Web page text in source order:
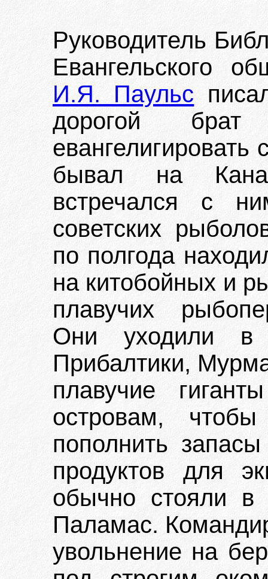
Руководитель
Евангельского
И.Я. Паульс
дорогой
евангелигировать
бывал на
встречался с
советских
по полгода
на китобойных и
плавучих
Они уходили в
Прибалтики,
плавучие
островам,
пополнить
продуктов для
обычно стояли в
Паламас.
увольнение на